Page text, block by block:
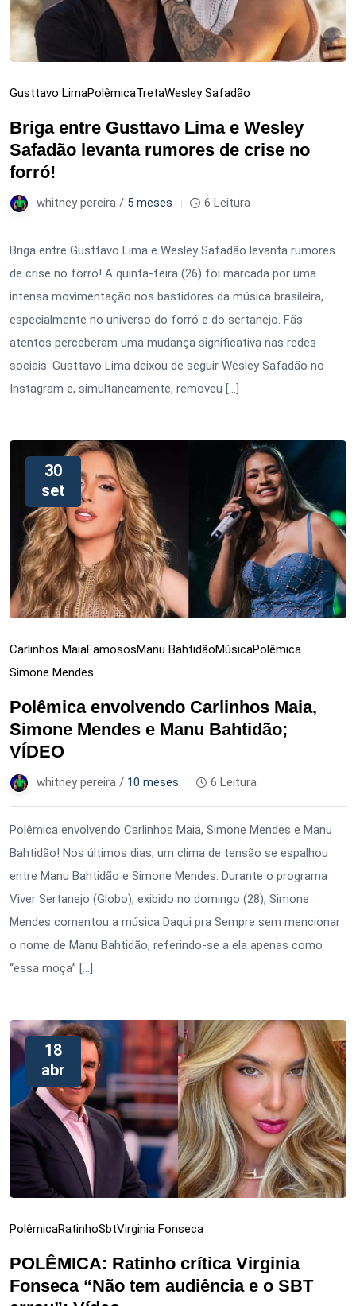
Gusttavo LimaPolêmicaTretaWesley Safadão
Briga entre Gusttavo Lima e Wesley
Safadão levanta rumores de crise no
forró!
whitney pereira / 5 meses 6 Leitura
Briga entre Gusttavo Lima e Wesley Safadão levanta rumores
de crise no forró! A quinta-feira (26) foi marcada por uma
intensa movimentação nos bastidores da música brasileira,
especialmente no universo do forró e do sertanejo. Fãs
atentos perceberam uma mudança significativa nas redes
sociais: Gusttavo Lima deixou de seguir Wesley Safadão no
Instagram e, simultaneamente, removeu […]
30
set
Carlinhos MaiaFamososManu BahtidãoMúsicaPolêmica
Simone Mendes
Polêmica envolvendo Carlinhos Maia,
Simone Mendes e Manu Bahtidão;
VÍDEO
whitney pereira / 10 meses 6 Leitura
Polêmica envolvendo Carlinhos Maia, Simone Mendes e Manu
Bahtidão! Nos últimos dias, um clima de tensão se espalhou
entre Manu Bahtidão e Simone Mendes. Durante o programa
Viver Sertanejo (Globo), exibido no domingo (28), Simone
Mendes comentou a música Daqui pra Sempre sem mencionar
o nome de Manu Bahtidão, referindo-se a ela apenas como
“essa moça” […]
18
abr
PolêmicaRatinhoSbtVirginia Fonseca
POLÊMICA: Ratinho crítica Virginia
Fonseca “Não tem audiência e o SBT